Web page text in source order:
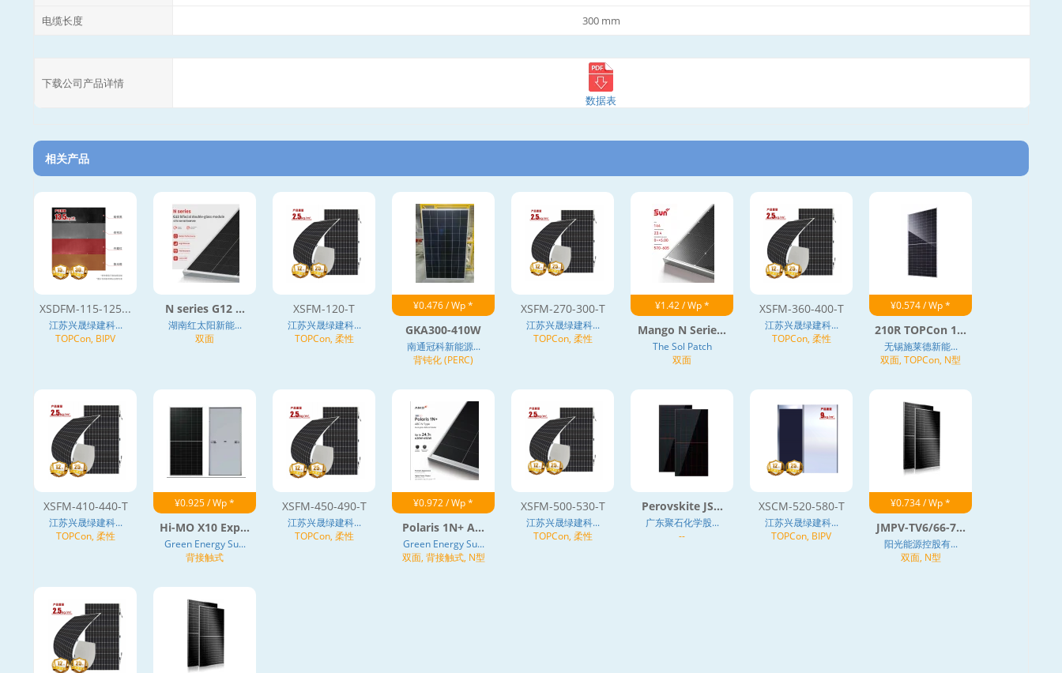
电缆长度 300 mm
下载公司产品详情
数据表
相关产品
XSDFM-115-125...
江苏兴晟绿建科...
TOPCon, BIPV
N series G12 ...
湖南红太阳新能...
双面
XSFM-120-T
江苏兴晟绿建科...
TOPCon, 柔性
¥0.476 / Wp *
GKA300-410W
南通冠科新能源...
背钝化 (PERC)
XSFM-270-300-T
江苏兴晟绿建科...
TOPCon, 柔性
¥1.42 / Wp *
Mango N Serie...
The Sol Patch
双面
XSFM-360-400-T
江苏兴晟绿建科...
TOPCon, 柔性
¥0.574 / Wp *
210R TOPCon 1...
无锡施莱德新能...
双面, TOPCon, N型
XSFM-410-440-T
江苏兴晟绿建科...
TOPCon, 柔性
¥0.925 / Wp *
Hi-MO X10 Exp...
Green Energy Su...
背接触式
XSFM-450-490-T
江苏兴晟绿建科...
TOPCon, 柔性
¥0.972 / Wp *
Polaris 1N+ A...
Green Energy Su...
双面, 背接触式, N型
XSFM-500-530-T
江苏兴晟绿建科...
TOPCon, 柔性
Perovskite JS...
广东聚石化学股...
--
XSCM-520-580-T
江苏兴晟绿建科...
TOPCon, BIPV
¥0.734 / Wp *
JMPV-TV6/66-7...
阳光能源控股有...
双面, N型